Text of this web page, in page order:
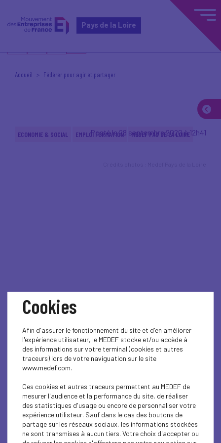
Pays de la Loire
Accueil Fédérer pour agir et partager
ECONOMIE & SOCIAL EMPLOI FORMATION MEDEF PAS DE LA LOIRE
Posté le 28 septembre 2020 à 12h41
Fédérer pour agir et
partager
Fédérer pour Agir et Partager : la raison d'être du
MEDEF Pays de la Loire
Cookies
Afin d'assurer le fonctionnement du site et d'en améliorer
l'expérience utilisateur, le MEDEF stocke et/ou accède à
des informations sur votre terminal (cookies et autres
traceurs) lors de votre naviguation sur le site
www.medef.com.
Ces cookies et autres traceurs permettent au MEDEF de
mesurer l'audience et la performance du site, de réaliser
des statistiques d'usage ou encore de personnaliser votre
expérience utilisteur. Sauf dans le cas des boutons de
partage sur les réseaux sociaux, les informations stockées
ne sont transmises à aucun tiers. Votre choix d'accepter ou